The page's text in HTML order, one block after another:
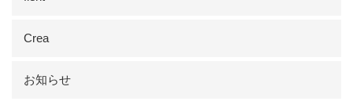
Crea
お知らせ